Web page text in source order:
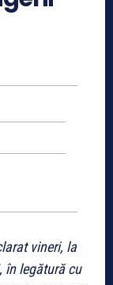
vineri, la
în legătură cu